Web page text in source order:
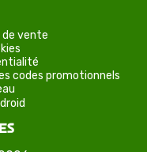
de vente
codes promotionnels